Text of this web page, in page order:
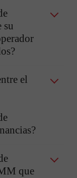
su
el
que